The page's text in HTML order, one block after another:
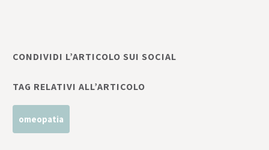
CONDIVIDI L’ARTICOLO SUI SOCIAL
TAG RELATIVI ALL’ARTICOLO
omeopatia